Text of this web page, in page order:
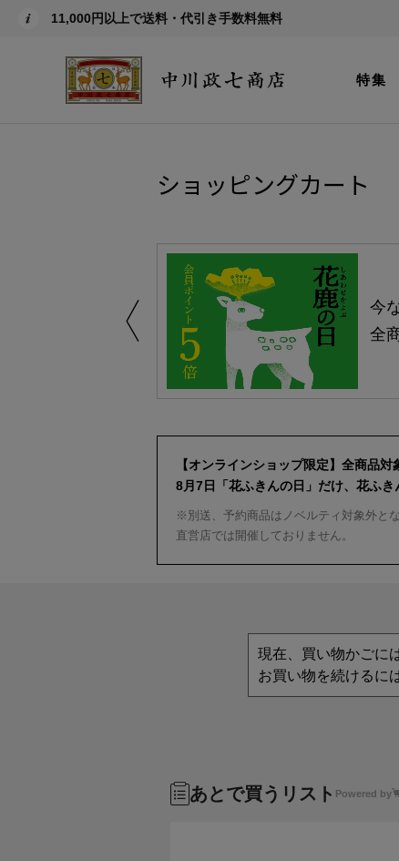
11,000円以上で送料・代引き手数料無料
特集
ショッピングカート
今
全
【オンラインショップ限定】全商品対
8月7日「花ふきんの日」だけ、花ふ
※別送、予約商品はノベルティ対象外と
直営店では開催しておりません。
現在、買い物かごに
お買い物を続けるに
あとで買うリスト Powered by